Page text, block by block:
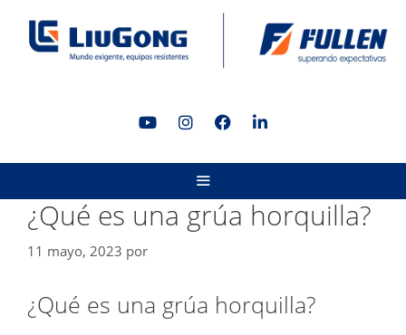
contenido
¿Qué es una grúa horquilla?
11 mayo, 2023 por
¿Qué es una grúa horquilla?